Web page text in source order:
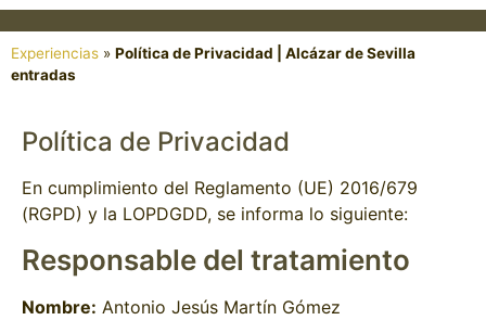
Experiencias » Política de Privacidad | Alcázar de Sevilla
entradas
Política de Privacidad
En cumplimiento del Reglamento (UE) 2016/679
(RGPD) y la LOPDGDD, se informa lo siguiente:
Responsable del tratamiento
Nombre: Antonio Jesús Martín Gómez